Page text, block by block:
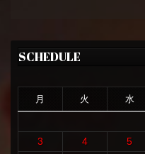
SCHEDULE
月 火 水
3
4 5